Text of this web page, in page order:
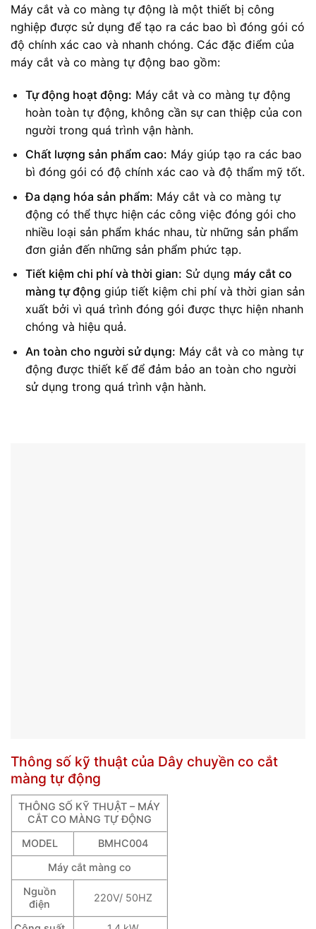
Máy cắt và co màng tự động là một thiết bị công
nghiệp được sử dụng để tạo ra các bao bì đóng gói có
độ chính xác cao và nhanh chóng. Các đặc điểm của
máy cắt và co màng tự động bao gồm:
Tự động hoạt động: Máy cắt và co màng tự động
hoàn toàn tự động, không cần sự can thiệp của con
người trong quá trình vận hành.
Chất lượng sản phẩm cao: Máy giúp tạo ra các bao
bì đóng gói có độ chính xác cao và độ thẩm mỹ tốt.
Đa dạng hóa sản phẩm: Máy cắt và co màng tự
động có thể thực hiện các công việc đóng gói cho
nhiều loại sản phẩm khác nhau, từ những sản phẩm
đơn giản đến những sản phẩm phức tạp.
Tiết kiệm chi phí và thời gian: Sử dụng máy cắt co
màng tự động giúp tiết kiệm chi phí và thời gian sản
xuất bởi vì quá trình đóng gói được thực hiện nhanh
chóng và hiệu quả.
An toàn cho người sử dụng: Máy cắt và co màng tự
động được thiết kế để đảm bảo an toàn cho người
sử dụng trong quá trình vận hành.
Thông số kỹ thuật của Dây chuyền co cắt
màng tự động
THÔNG SỐ KỸ THUẬT – MÁY
CẮT CO MÀNG TỰ ĐỘNG
MODEL
BMHC004
Máy cắt màng co
Nguồn
điện
220V/ 50HZ